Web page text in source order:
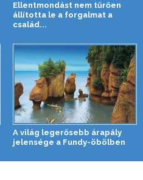
Ellentmondást nem tűrően
állította le a forgalmat a
család...
A világ legerősebb árapály
jelensége a Fundy-öbölben